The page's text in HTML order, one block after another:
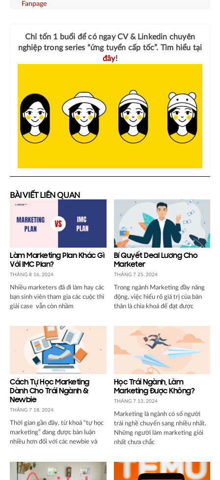
Fanpage
Chỉ tốn 1 buổi để có ngayCV & Linkedin chuyên
nghiệptrong series “ứng tuyển cấp tốc”. Tìm hiểu tại
đây!
BÀI VIẾT LIÊN QUAN
Làm Marketing Plan Khác Gì
Với IMC Plan?
THÁNG 8 16, 2024
Nhiều marketers đã đi làm hay các
bạn sinh viên tham gia các cuộc thi
giải case vẫn còn nhầm
Bí Quyết Deal Lương Cho
Marketer
THÁNG 7 25, 2024
Trong ngành Marketing đầy năng
động, việc hiểu rõ giá trị của bản
thân là chìa khoá để đạt được
Cách Tự Học Marketing
Dành Cho Trái Ngành &
Newbie
THÁNG 7 18, 2024
Thời gian gần đây, từ khoá “tự học
marketing” đang được bàn luận
nhiều hơn đối với các newbie và
Học Trái Ngành, Làm
Marketing Được Không?
THÁNG 7 13, 2024
Marketing là ngành có số người
trái nghề chuyển sang nhiều nhất.
Những người làm marketing giỏi
nhất chưa chắc